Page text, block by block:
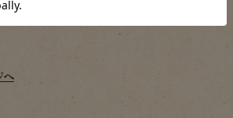
もあります。貴重品等の扱いには十分ご
へ